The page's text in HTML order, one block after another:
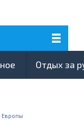
Отдых за
Европы